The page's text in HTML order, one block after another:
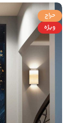
حراج
ویژه